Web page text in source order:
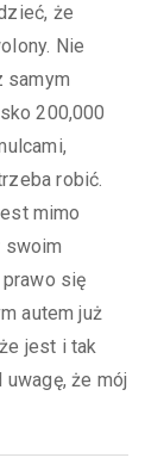
że
Nie
samym
200,000
robić.
mimo
swoim
prawo się
autem już
jest i tak
że mój